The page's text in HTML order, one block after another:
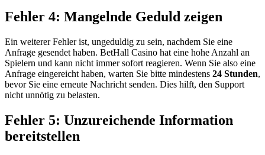
Fehler 4: Mangelnde Geduld zeigen
Ein weiterer Fehler ist, ungeduldig zu sein, nachdem Sie eine
Anfrage gesendet haben. BetHall Casino hat eine hohe Anzahl an
Spielern und kann nicht immer sofort reagieren. Wenn Sie also eine
Anfrage eingereicht haben, warten Sie bitte mindestens 24 Stunden,
bevor Sie eine erneute Nachricht senden. Dies hilft, den Support
nicht unnötig zu belasten.
Fehler 5: Unzureichende Information
bereitstellen